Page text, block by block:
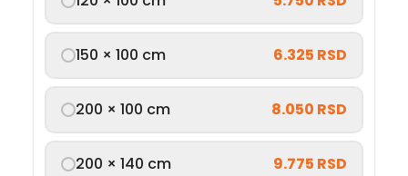
150 × 100 cm 6.325 RSD
200 × 100 cm 8.050 RSD
200 × 140 cm 9.775 RSD